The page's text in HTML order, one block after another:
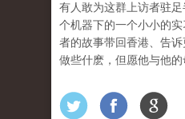
有人敢为这群上访者驻
个机器下的一个小小的
者的故事带回香港、告
做些什麽，但愿他与他的